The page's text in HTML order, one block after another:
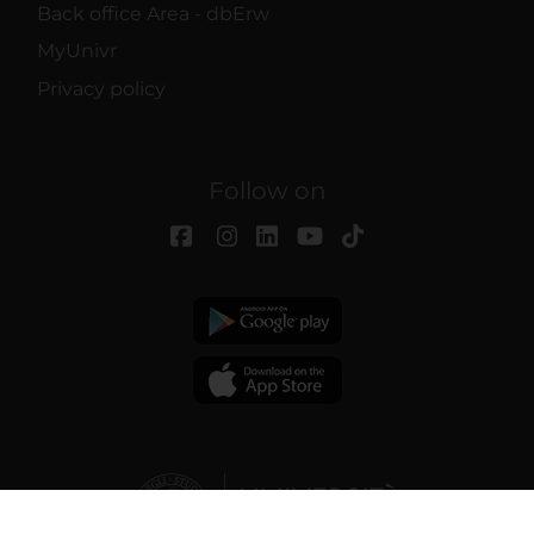
Back office Area - dbErw
MyUnivr
Privacy policy
Follow on